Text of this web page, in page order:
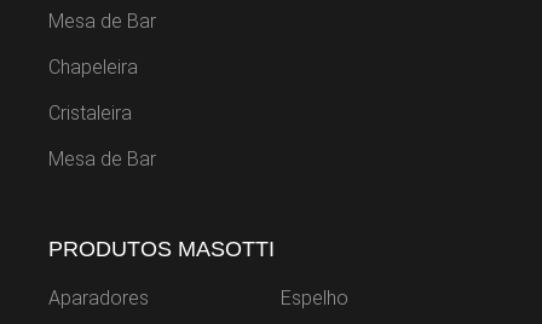
Mesa de Bar
Chapeleira
Cristaleira
Mesa de Bar
PRODUTOS MASOTTI
Aparadores
Espelho